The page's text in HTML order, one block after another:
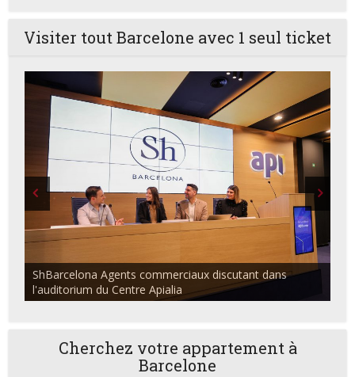
Visiter tout Barcelone avec 1 seul ticket
ShBarcelona Agents commerciaux discutant dans
l'auditorium du Centre Apialia
Cherchez votre appartement à
Barcelone